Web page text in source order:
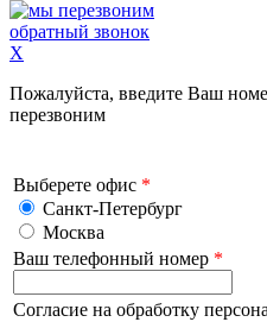
обратный звонок
X
Пожалуйста, введите Ваш
перезвоним
Выберете офис *
Санкт-Петербург
Москва
Ваш телефонный номер *
Согласие на обработку